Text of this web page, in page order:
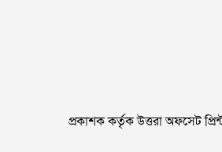
প্রকাশক কর্তৃক উত্তরা অফসেট